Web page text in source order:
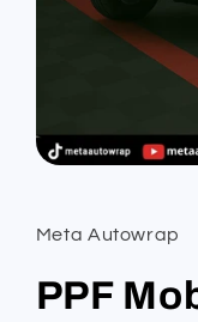
in
modal
Meta Autowrap
PPF